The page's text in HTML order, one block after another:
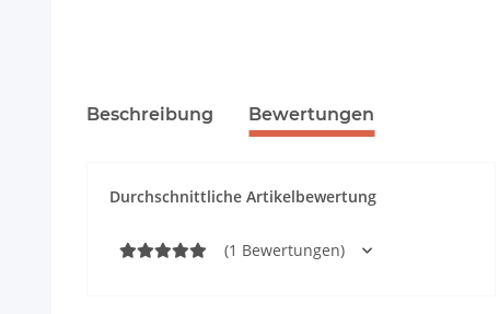
Beschreibung Bewertungen
Durchschnittliche Artikelbewertung
(1 Bewertungen)